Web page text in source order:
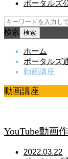
ポータルズ
検索
ホーム
ポータルズ
動画講座
動画講座
YouTube動画
2022.03.22